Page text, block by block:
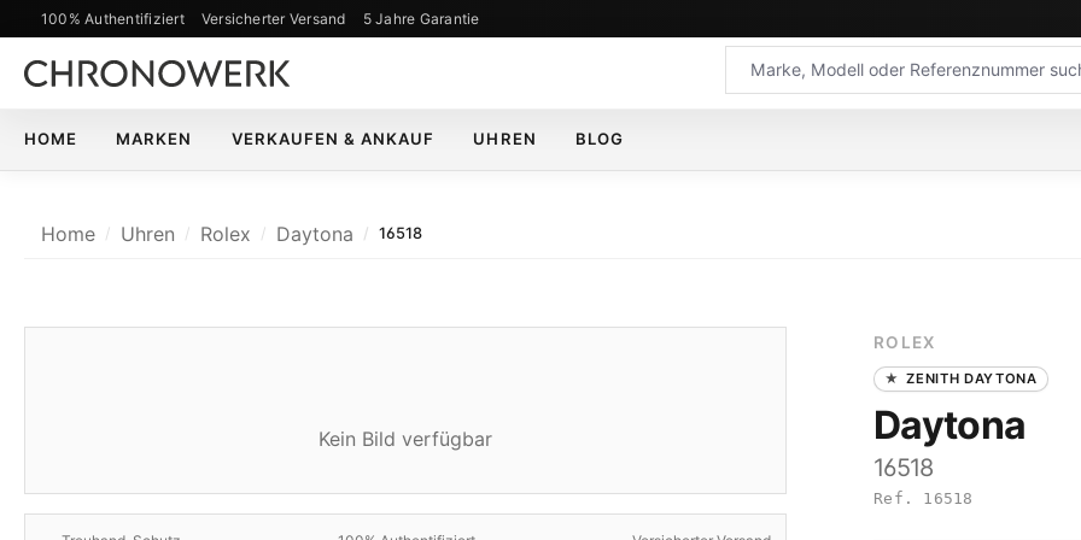
Hauptinhalt springen
Zur Suche springen
Zur Hauptnavigation springen
100% Authentifiziert Versicherter Versand 5 Jahre Garantie
HOME MARKEN VERKAUFEN & ANKAUF UHREN BLOG
Home Uhren Rolex Daytona 16518
Kein Bild verfügbar
ROLEX
ZENITH DAYTONA
Daytona
16518
Ref. 16518